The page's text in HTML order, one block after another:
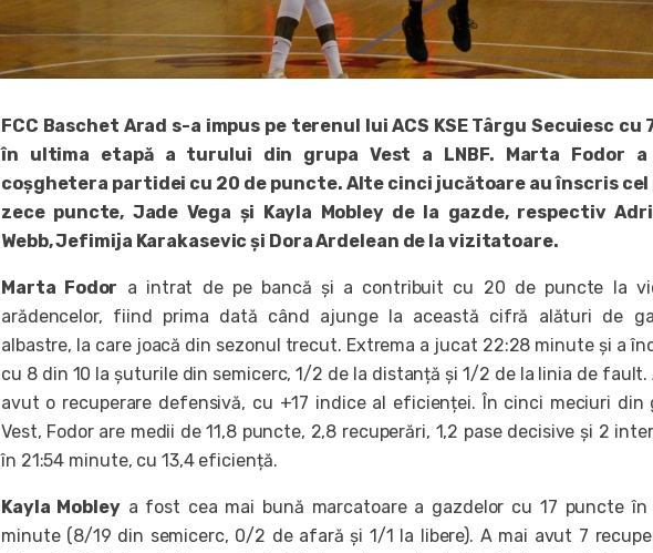
FCC Baschet Arad s-a impus pe terenul lui ACS KSE Târgu Secuiesc cu
în ultima etapă a turului din grupa Vest a LNBF. Marta Fodor
coşghetera partidei cu 20 de puncte. Alte cinci jucătoare au înscris cel
zece puncte, Jade Vega și Kayla Mobley de la gazde, respectiv
Webb, Jefimija Karakasevic și Dora Ardelean de la vizitatoare.
Marta Fodor a intrat de pe bancă și a contribuit cu 20 de puncte la
arădencelor, fiind prima dată când ajunge la această cifră alături de
albastre, la care joacă din sezonul trecut. Extrema a jucat 22:28 minute și a
cu 8 din 10 la șuturile din semicerc, 1/2 de la distanță și 1/2 de la linia de fault.
avut o recuperare defensivă, cu +17 indice al eficienței. În cinci meciuri din
Vest, Fodor are medii de 11,8 puncte, 2,8 recuperări, 1,2 pase decisive și 2
în 21:54 minute, cu 13,4 eficiență.
Kayla Mobleya fost cea mai bună marcatoare a gazdelor cu 17 puncte în
minute (8/19 din semicerc, 0/2 de afară și 1/1 la libere). A mai avut 7